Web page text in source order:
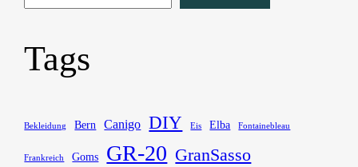
Tags
Bekleidung Bern Canigo DIY Eis Elba Fontainebleau
Frankreich Goms GR-20 GranSasso